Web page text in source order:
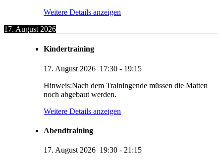
Weitere Details anzeigen
17. August 2026
Kindertraining
17. August 2026 17:30 - 19:15
Hinweis:Nach dem Trainingende müssen die Matten
noch abgebaut werden.
Weitere Details anzeigen
Abendtraining
17. August 2026 19:30 - 21:15